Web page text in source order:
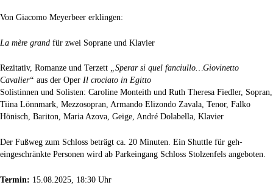
Von Giacomo Meyerbeer erklingen:
La mère grand für zwei Soprane und Klavier
Rezitativ, Romanze und Terzett „Sperar si quel fanciullo…Giovinetto
Cavalier“ aus der Oper Il crociato in Egitto
Solistinnen und Solisten: Caroline Monteith und Ruth Theresa Fiedler, Sopran,
Tiina Lönnmark, Mezzosopran, Armando Elizondo Zavala, Tenor, Falko
Hönisch, Bariton, Maria Azova, Geige, André Dolabella, Klavier
Der Fußweg zum Schloss beträgt ca. 20 Minuten. Ein Shuttle für geh-
eingeschränkte Personen wird ab Parkeingang Schloss Stolzenfels angeboten.
Termin: 15.08.2025, 18:30 Uhr